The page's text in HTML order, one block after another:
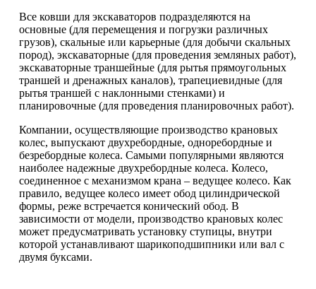
Все ковши для экскаваторов подразделяются на
основные (для перемещения и погрузки различных
грузов), скальные или карьерные (для добычи скальных
пород), экскаваторные (для проведения земляных работ),
экскаваторные траншейные (для рытья прямоугольных
траншей и дренажных каналов), трапециевидные (для
рытья траншей с наклонными стенками) и
планировочные (для проведения планировочных работ).
Компании, осуществляющие производство крановых
колес, выпускают двухребордные, одноребордные и
безребордные колеса. Самыми популярными являются
наиболее надежные двухребордные колеса. Колесо,
соединенное с механизмом крана – ведущее колесо. Как
правило, ведущее колесо имеет обод цилиндрической
формы, реже встречается конический обод. В
зависимости от модели, производство крановых колес
может предусматривать установку ступицы, внутри
которой устанавливают шарикоподшипники или вал с
двумя буксами.